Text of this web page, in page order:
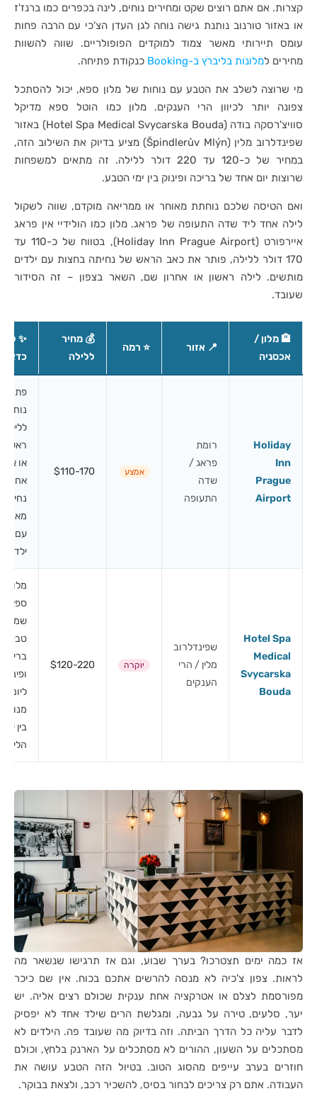
קצרות. אם אתם רוצים שקט ומחירים נוחים, לינה בכפרים כמו ברנז'ז
או באזור טורנוב נותנת גישה נוחה לגן העדן הצ'כי עם הרבה פחות
עומס תיירותי מאשר צמוד למוקדים הפופולריים. שווה להשוות
מחירים למלונות בליברץ ב-Booking כנקודת פתיחה.
מי שרוצה לשלב את הטבע עם נוחות של מלון ספא, יכול להסתכל
צפונה יותר לכיוון הרי הענקים. מלון כמו הוטל ספא מדיקל
סוויצ'רסקה בודה (Hotel Spa Medical Svycarska Bouda) באזור
שפינדלרוב מלין (Špindlerův Mlýn) מציע בדיוק את השילוב הזה,
במחיר של כ-120 עד 220 דולר ללילה. זה מתאים למשפחות
שרוצות יום אחד של בריכה ופינוק בין ימי הטבע.
ואם הטיסה שלכם נוחתת מאוחר או ממריאה מוקדם, שווה לשקול
לילה אחד ליד שדה התעופה של פראג. מלון כמו הולידיי אין פראג
איירפורט (Holiday Inn Prague Airport), בטווח של כ-110 עד
170 דולר ללילה, פותר את כאב הראש של נחיתה בחצות עם ילדים
מותשים. לילה ראשון או אחרון שם, השאר בצפון – זה הסידור
שעובד.
🏨 מלון /
אכסניה
📍 אזור ⭐ רמה
💰 מחיר
ללילה
✨
כדאי
Holiday
Inn
Prague
Airport
רומת
פראג /
שדה
התעופה
אמצע $110-170
פתרון
נוח
ללילה
ראשון
או
אחרי
נחיתה
עם
ילדים.
Hotel Spa
Medical
Svycarska
Bouda
שפינדלרוב
מלין / הרי
הענקים
יוקרה $120-220
מלון
ספא
טבע
בריכה
ופינוק
ליום
מנוחה
בין ימי
אז כמה ימים תצטרכו? בערך שבוע, וגם אז תרגישו שנשאר מה
לראות. צפון צ'כיה לא מנסה להרשים אתכם בכוח. אין שם כיכר
מפורסמת לצלם או אטרקציה אחת ענקית שכולם רצים אליה. יש
יער, סלעים, טירה על גבעה, ומגלשת הרים שילד אחד לא יפסיק
לדבר עליה כל הדרך הביתה. וזה בדיוק מה שעובד פה. הילדים לא
מסתכלים על השעון, ההורים לא מסתכלים על הארנק בלחץ, וכולם
חוזרים בערב עייפים מהסוג הטוב. בטיול הזה הטבע עושה את
העבודה. אתם רק צריכים לבחור בסיס, להשכיר רכב, ולצאת בבוקר.